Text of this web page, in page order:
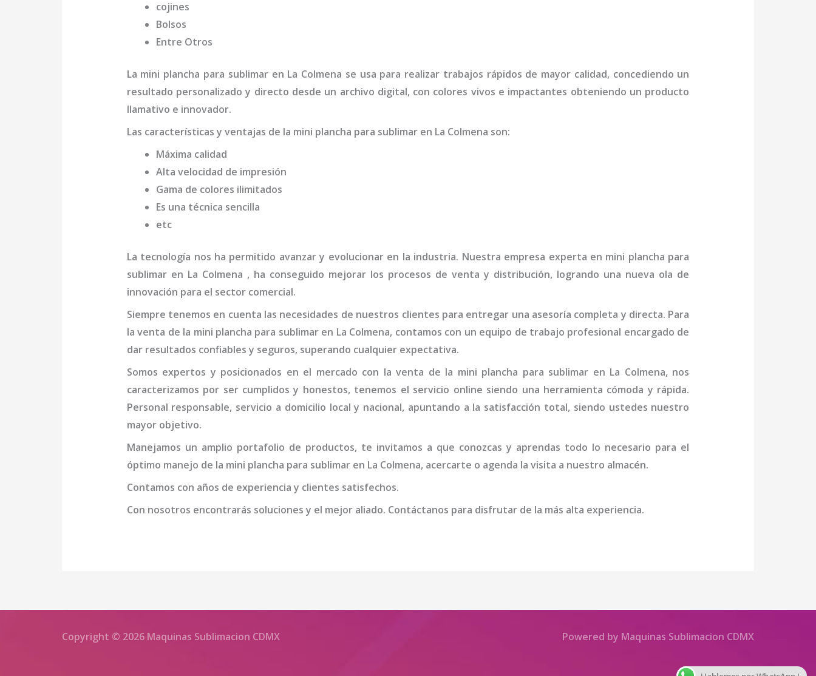
cojines
Bolsos
Entre Otros
La mini plancha para sublimar en La Colmena se usa para realizar trabajos rápidos de mayor calidad, concediendo un
resultado personalizado y directo desde un archivo digital, con colores vivos e impactantes obteniendo un producto
llamativo e innovador.
Las características y ventajas de la mini plancha para sublimar en La Colmena son:
Máxima calidad
Alta velocidad de impresión
Gama de colores ilimitados
Es una técnica sencilla
etc
La tecnología nos ha permitido avanzar y evolucionar en la industria. Nuestra empresa experta en mini plancha para
sublimaren La Colmena , ha conseguido mejorar los procesos de venta y distribución, logrando una nueva ola de
innovación para el sector comercial.
Siempre tenemos en cuenta las necesidades de nuestros clientes para entregar una asesoría completa y directa. Para
la venta de la mini plancha para sublimar en La Colmena, contamos con un equipo de trabajo profesional encargado de
dar resultados confiables y seguros, superando cualquier expectativa.
Somos expertos y posicionados en el mercado con la venta de la mini plancha para sublimar en La Colmena, nos
caracterizamos por ser cumplidos y honestos, tenemos el servicio online siendo una herramienta cómoda y rápida.
Personal responsable, servicio a domicilio local y nacional, apuntando a la satisfacción total, siendo ustedes nuestro
mayor objetivo.
Manejamos un amplio portafolio de productos, te invitamos a que conozcas y aprendas todo lo necesario para el
óptimo manejo de la mini plancha para sublimar en La Colmena, acercarte o agenda la visita a nuestro almacén.
Contamos con años de experiencia y clientes satisfechos.
Con nosotros encontrarás soluciones y el mejor aliado. Contáctanos para disfrutar de la más alta experiencia.
Copyright © 2026 Maquinas Sublimacion CDMX Powered by Maquinas Sublimacion CDMX